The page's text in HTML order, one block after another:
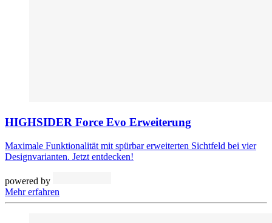
HIGHSIDER Force Evo Erweiterung
Maximale Funktionalität mit spürbar erweiterten Sichtfeld bei vier
Designvarianten. Jetzt entdecken!
powered by
Mehr erfahren